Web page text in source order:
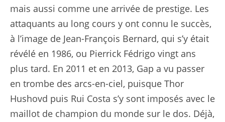
mais aussi comme une arrivée de prestige. Les
attaquants au long cours y ont connu le succès,
à l’image de Jean-François Bernard, qui s’y était
révélé en 1986, ou Pierrick Fédrigo vingt ans
plus tard. En 2011 et en 2013, Gap a vu passer
en trombe des arcs-en-ciel, puisque Thor
Hushovd puis Rui Costa s’y sont imposés avec le
maillot de champion du monde sur le dos. Déjà,